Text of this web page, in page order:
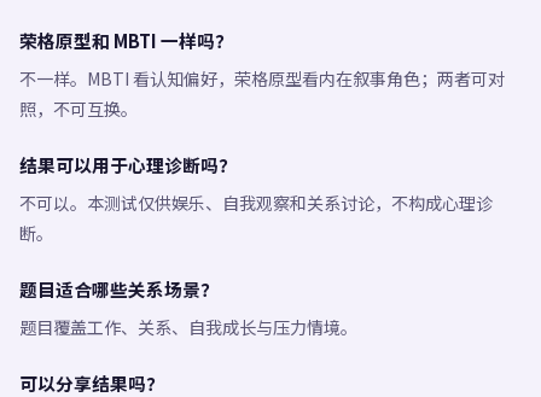
荣格原型和 MBTI 一样吗？
不一样。MBTI 看认知偏好，荣格原型看内在叙事角色；两者可对
照，不可互换。
结果可以用于心理诊断吗？
不可以。本测试仅供娱乐、自我观察和关系讨论，不构成心理诊
断。
题目适合哪些关系场景？
题目覆盖工作、关系、自我成长与压力情境。
可以分享结果吗？